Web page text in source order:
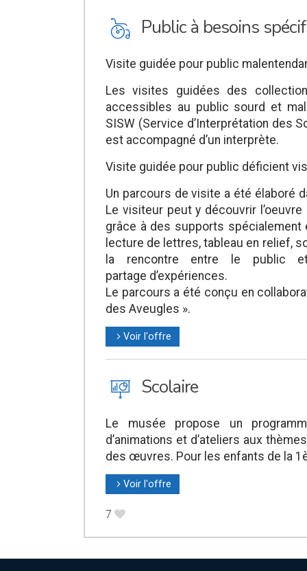
L Public à besoins
Visite guidée pour public
Les visites guidées des
accessibles au public sourd et
SISW (Service d’Interprétation des
est accompagné d’un interprète.
Visite guidée pour public déficient
Un parcours de visite a été élaboré
Le visiteur peut y découvrir
grâce à des supports
lecture de lettres, tableau en relief,
la rencontre entre le public
partage d’expériences.
Le parcours a été conçu en
des Aveugles ».
l Voir l'offre
J Scolaire
Le musée propose un
d’animations et d’ateliers aux
des œuvres. Pour les enfants de la
l Voir l'offre
7 B